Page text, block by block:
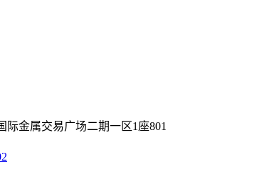
金属交易广场二期一区1座801